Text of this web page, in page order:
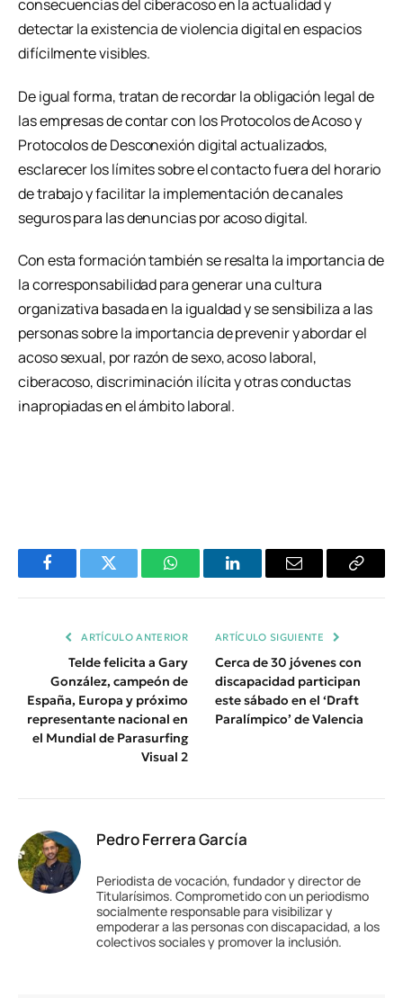
consecuencias del ciberacoso en la actualidad y
detectar la existencia de violencia digital en espacios
difícilmente visibles.
De igual forma, tratan de recordar la obligación legal de
las empresas de contar con los Protocolos de Acoso y
Protocolos de Desconexión digital actualizados,
esclarecer los límites sobre el contacto fuera del horario
de trabajo y facilitar la implementación de canales
seguros para las denuncias por acoso digital.
Con esta formación también se resalta la importancia de
la corresponsabilidad para generar una cultura
organizativa basada en la igualdad y se sensibiliza a las
personas sobre la importancia de prevenir y abordar el
acoso sexual, por razón de sexo, acoso laboral,
ciberacoso, discriminación ilícita y otras conductas
inapropiadas en el ámbito laboral.
FacebookTwitter WhatsAppLinkedInEmail
Copiar
ARTÍCULO ANTERIOR
Telde felicita a Gary
González, campeón de
España, Europa y próximo
representante nacional en
el Mundial de Parasurfing
Visual 2
ARTÍCULO SIGUIENTE
Cerca de 30 jóvenes con
discapacidad participan
este sábado en el ‘Draft
Paralímpico’ de Valencia
Pedro Ferrera García
Periodista de vocación, fundador y director de
Titularísimos. Comprometido con un periodismo
socialmente responsable para visibilizar y
empoderar a las personas con discapacidad, a los
colectivos sociales y promover la inclusión.